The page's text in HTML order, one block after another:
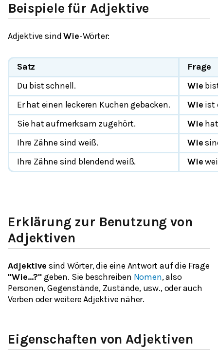
Beispiele für Adjektive
Adjektive sindWie-Wörter:
Satz
Frage
Du bistschnell. Wie
Er hat einen leckeren Kuchen gebacken. Wie ist
Sie hataufmerksam zugehört. Wie
Ihre Zähne sind weiß. Wie
Ihre Zähne sind blendendweiß. Wie
Erklärung zur Benutzung von
Adjektiven
Adjektive sind Wörter, die eine Antwort auf die Frage
"Wie…?"geben. Sie beschreiben Nomen, also
Personen, Gegenstände, Zustände, usw., oder auch
Verben oder weitere Adjektive näher.
Eigenschaften von Adjektiven